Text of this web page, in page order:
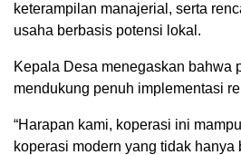
keterampilan manajerial, serta
usaha berbasis potensi lokal.
Kepala Desa menegaskan bahwa
mendukung penuh implementasi
“Harapan kami, koperasi ini
koperasi modern yang tidak hanya